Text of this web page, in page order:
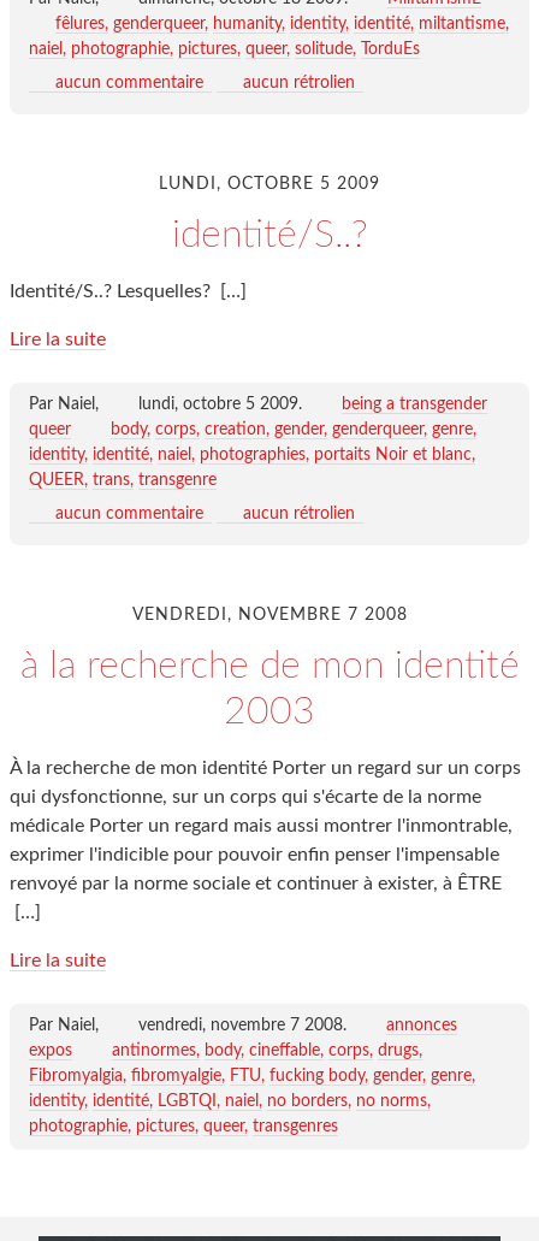
fêlures genderqueer humanity identity identité miltantisme
naiel
photographie pictures queer solitude
TorduEs
aucun commentaire
aucun rétrolien
LUNDI, OCTOBRE 5 2009
identité/S..?
Identité/S..? Lesquelles? […]
Lire la suite
Par Naiel, lundi, octobre 5 2009.
being a transgender
queer
body corps creation gender genderqueer genre
identity identité naiel photographies portaits Noir et blanc
QUEER trans transgenre
aucun commentaire
aucun rétrolien
VENDREDI, NOVEMBRE 7 2008
à la recherche de mon identité
2003
À la recherche de mon identité Porter un regard sur un corps
qui dysfonctionne, sur un corps qui s'écarte de la norme
médicale Porter un regard mais aussi montrer l'inmontrable,
exprimer l'indicible pour pouvoir enfin penser l'impensable
renvoyé par la norme sociale et continuer à exister, à ÊTRE
[…]
Lire la suite
Par Naiel, vendredi, novembre 7 2008.
annonces
expos
antinormes body cineffable corps drugs
Fibromyalgia fibromyalgie FTU fucking body gender genre
identity identité LGBTQI naiel no borders no norms
photographie pictures queer transgenres